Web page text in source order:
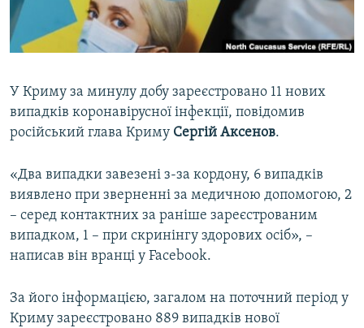
ВІДЕОУРОКИ «ELIFBE»
СВІДЧЕННЯ ОКУПАЦІЇ
ІНФОГРАФІКА
Русский
Qırımtatar
ДОЛУЧАЙСЯ!
Усі сайти RFE/RL
У Криму за минулу добу зареєстровано 11 нових
випадків коронавірусної інфекції, повідомив
російський глава Криму Сергій Аксенов.
«Два випадки завезені з-за кордону, 6 випадків
виявлено при зверненні за медичною допомогою, 2
– серед контактних за раніше зареєстрованим
випадком, 1 – при скринінгу здорових осіб», –
написав він вранці у Facebook.
За його інформацією, загалом на поточний період у
Криму зареєстровано 889 випадків нової